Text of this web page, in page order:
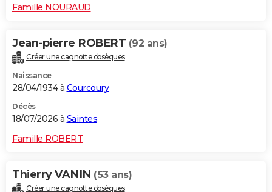
Famille NOURAUD
Jean-pierre ROBERT (92 ans)
Créer une cagnotte obsèques
Naissance
28/04/1934 à Courcoury
Décès
18/07/2026 à Saintes
Famille ROBERT
Thierry VANIN (53 ans)
Créer une cagnotte obsèques